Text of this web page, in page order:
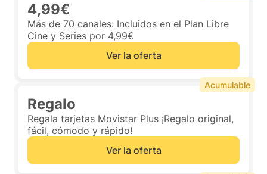
4,99€
Más de 70 canales: Incluidos en el Plan Libre
Cine y Series por 4,99€
Ver la oferta
Regalo
Regala tarjetas Movistar Plus ¡Regalo original,
fácil, cómodo y rápido!
Ver la oferta
Acumulable